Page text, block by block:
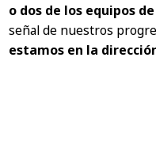
o dos de los equipos
señal de nuestros
estamos en la